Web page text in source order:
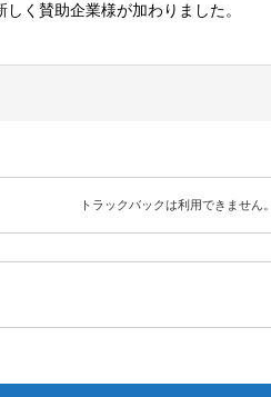
しく賛助企業様が加わりました。
トラックバックは利用できません。